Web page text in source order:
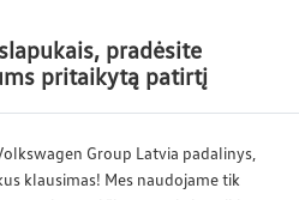
pradėsite
pritaikytą patirtį
Group Latvia padalinys,
klausimas! Mes naudojame tik